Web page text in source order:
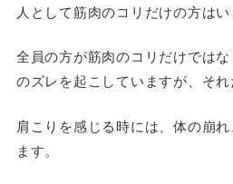
人として筋肉のコリだけの方はい
全員の方が筋肉のコリだけでは
のズレを起こしていますが、それ
肩こりを感じる時には、体の崩
ます。